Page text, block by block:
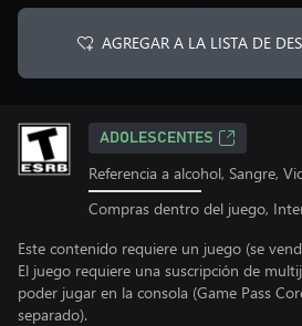
AGREGAR A LA LISTA DE
ADOLESCENTES
Referencia a alcohol, Sangre,
Compras dentro del juego,
Este contenido requiere un juego (se
El juego requiere una suscripción de
poder jugar en la consola (Game Pass
separado).